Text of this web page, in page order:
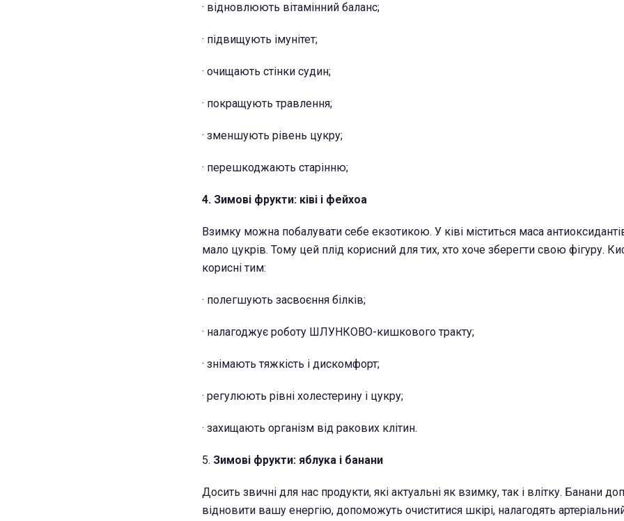
· відновлюють вітамінний баланс;
· підвищують імунітет;
· очищають стінки судин;
· покращують травлення;
· зменшують рівень цукру;
· перешкоджають старінню;
4. Зимові фрукти: ківі і фейхоа
Взимку можна побалувати себе екзотикою. У ківі міститься маса
мало цукрів. Тому цей плід корисний для тих, хто хоче зберегти свою фігуру.
корисні тим:
· полегшують засвоєння білків;
· налагоджує роботу ШЛУНКОВО-кишкового тракту;
· знімають тяжкість і дискомфорт;
· регулюють рівні холестерину і цукру;
· захищають організм від ракових клітин.
5. Зимові фрукти: яблука і банани
Досить звичні для нас продукти, які актуальні як взимку, так і влітку. Банани
відновити вашу енергію, допоможуть очиститися шкірі, налагодять